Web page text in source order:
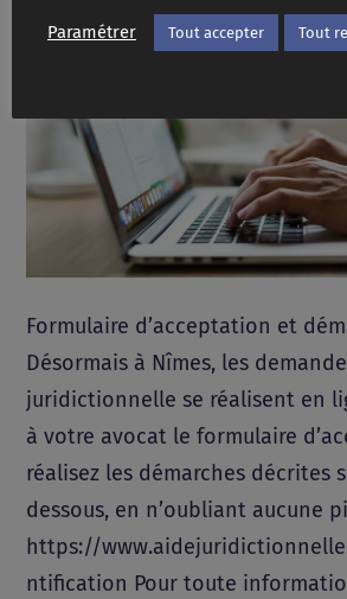
Formulaire d’acceptation et
Désormais à Nîmes, les
juridictionnelle se réalisent en
à votre avocat le formulaire
réalisez les démarches décrites
dessous, en n’oubliant aucune
https://
ntification Pour toute
Paramétrer Tout accepter Tout